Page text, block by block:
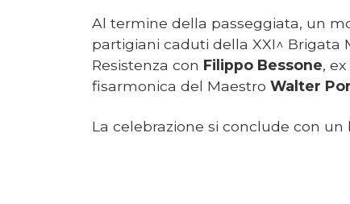
Al termine della passeggiata, un
partigiani caduti della XXI^
Resistenza con Filippo Bessone,
fisarmonica del Maestro Walter
La celebrazione si conclude con